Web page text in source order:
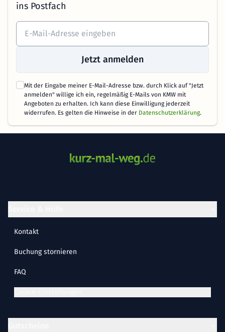
ins Postfach
Jetzt anmelden
Mit der Eingabe meiner E-Mail-Adresse bzw. durch Klick auf "Jetzt
anmelden" willige ich ein, regelmäßig E-Mails von KMW mit
Angeboten zu erhalten. Ich kann diese Einwilligung jederzeit
widerrufen. Es gelten die Hinweise in der Datenschutzerklärung.
Kontakt
Buchung stornieren
FAQ